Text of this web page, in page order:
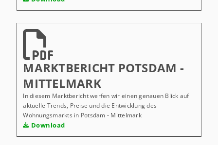
MARKTBERICHT POTSDAM -
MITTELMARK
In diesem Marktbericht werfen wir einen genauen Blick auf
aktuelle Trends, Preise und die Entwicklung des
Wohnungsmarkts in Potsdam - Mittelmark
Download